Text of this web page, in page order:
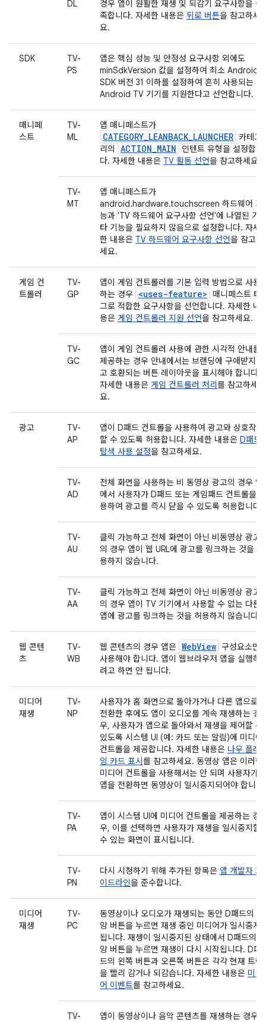
DL
경우 앱이 원활한 재생 및 되감기 요구사항을 충
족합니다. 자세한 내용은 뒤로 버튼을 참고하세
요.
SDK
TV-
PS
앱은 핵심 성능 및 안정성 요구사항 외에도
minSdkVersion 값을 설정하여 최소 Android
SDK 버전 31 이하를 설정하여 흔히 사용되는
Android TV 기기를 지원한다고 선언합니다.
매니페
스트
TV-
ML
앱 매니페스트가
CATEGORY_LEANBACK_LAUNCHER 카테고
리의
ACTION_MAIN
인텐트 유형을 설정합니
다. 자세한 내용은 TV 활동 선언을 참고하세요.
TV-
MT
앱 매니페스트가
android.hardware.touchscreen 하드웨어 기
능과 'TV 하드웨어 요구사항 선언'에 나열된 기
타 기능을 필요하지 않음으로 설정합니다. 자세
한 내용은 TV 하드웨어 요구사항 선언을 참고하
세요.
게임 컨
트롤러
TV-
GP
앱이 게임 컨트롤러를 기본 입력 방법으로 사용
하는 경우 <uses-feature>
매니페스트 태
그로 적합한 요구사항을 선언합니다. 자세한 내
용은 게임 컨트롤러 지원 선언을 참고하세요.
TV-
GC
앱이 게임 컨트롤러 사용에 관한 시각적 안내를
제공하는 경우 안내에서는 브랜딩에 구애받지 않
고 호환되는 버튼 레이아웃을 표시해야 합니다.
자세한 내용은 게임 컨트롤러 처리를 참고하세
요.
광고
TV-
AP
앱이 D패드 컨트롤을 사용하여 광고와 상호작용
할 수 있도록 허용합니다. 자세한 내용은 D패드
탐색 사용 설정을 참고하세요.
TV-
AD
전체 화면을 사용하는 비 동영상 광고의 경우 앱
에서 사용자가 D패드 또는 게임패드 컨트롤을 사
용하여 광고를 즉시 닫을 수 있도록 허용합니다.
TV-
AU
클릭 가능하고 전체 화면이 아닌 비동영상 광고
의 경우 앱이 웹 URL에 광고를 링크하는 것을 허
용하지 않습니다.
TV-
AA
클릭 가능하고 전체 화면이 아닌 비동영상 광고
의 경우 앱이 TV 기기에서 사용할 수 없는 다른
앱에 광고를 링크하는 것을 허용하지 않습니다.
웹 콘텐
츠
TV-
WB
웹 콘텐츠의 경우 앱은 WebView 구성요소만
사용해야 합니다. 앱이 웹브라우저 앱을 실행하
려고 하면 안 됩니다.
미디어
재생
TV-
NP
사용자가 홈 화면으로 돌아가거나 다른 앱으로
전환한 후에도 앱이 오디오를 계속 재생하는 경
우, 사용자가 앱으로 돌아와서 재생을 제어할 수
있도록 시스템 UI (예: 카드 또는 알림)에 미디어
컨트롤을 제공합니다. 자세한 내용은 나우 플레
잉 카드 표시를 참고하세요. 동영상 앱은 이러한
미디어 컨트롤을 사용해서는 안 되며 사용자가
앱을 전환하면 동영상이 일시중지되어야 합니다.
TV-
PA
앱이 시스템 UI에 미디어 컨트롤을 제공하는 경
우, 이를 선택하면 사용자가 재생을 일시중지할
수 있는 화면이 표시됩니다.
TV-
PN
다시 시청하기 위해 추가된 항목은 앱 개발자 가
이드라인을 준수합니다.
미디어
재생
TV-
PC
동영상이나 오디오가 재생되는 동안 D패드의 중
앙 버튼을 누르면 재생 중인 미디어가 일시중지
됩니다. 재생이 일시중지된 상태에서 D패드의 중
앙 버튼을 누르면 재생이 다시 시작됩니다. D패
드의 왼쪽 버튼과 오른쪽 버튼은 각각 현재 트랙
을 빨리 감거나 되감습니다. 자세한 내용은 미디
어 이벤트를 참고하세요.
TV-
앱이 동영상이나 음악 콘텐츠를 재생하는 경우